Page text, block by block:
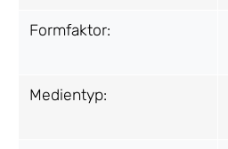
Formfaktor:
Medientyp: